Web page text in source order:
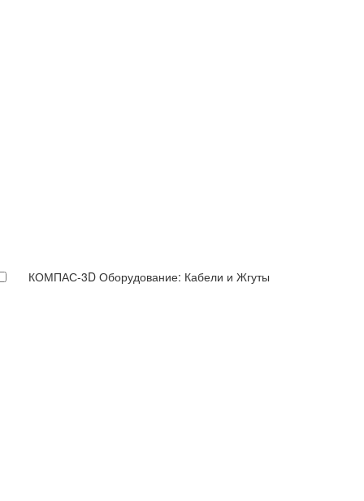
КОМПАС-3D Оборудование: Кабели и Жгуты